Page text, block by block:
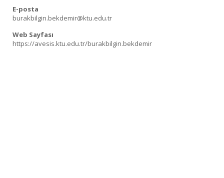
E-posta
burakbilgin.bekdemir@ktu.edu.tr
Web Sayfası
https://avesis.ktu.edu.tr/burakbilgin.bekdemir